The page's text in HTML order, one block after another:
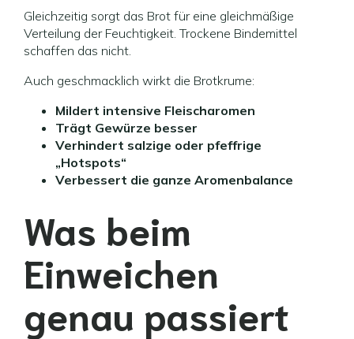
Gleichzeitig sorgt das Brot für eine gleichmäßige
Verteilung der Feuchtigkeit. Trockene Bindemittel
schaffen das nicht.
Auch geschmacklich wirkt die Brotkrume:
Mildert intensive Fleischaromen
Trägt Gewürze besser
Verhindert salzige oder pfeffrige
„Hotspots“
Verbessert die ganze Aromenbalance
Was beim
Einweichen
genau passiert